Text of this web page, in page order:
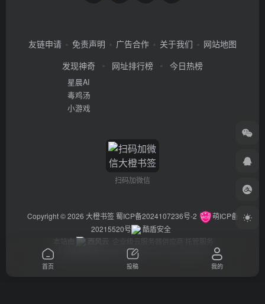
友链申请 免责声明 广告合作 关于我们
网站地图
发现神奇
星晨AI
毒鸡汤
小游戏
网址排行榜 今日热榜
扫码加微信
Copyright © 2026 大橙书签 蜀ICP备2024107236号-2
萌ICP备
20215520号
酷盾安全
本站由
西风云 企业级云服务器供应商 托管服务
违法举报/投稿等事物联系邮箱：arch_chen@qq.com
首页 投稿 我的